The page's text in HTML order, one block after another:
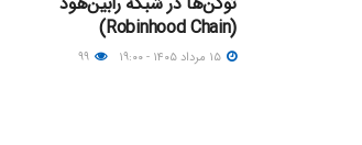
(Robinhood Chain)